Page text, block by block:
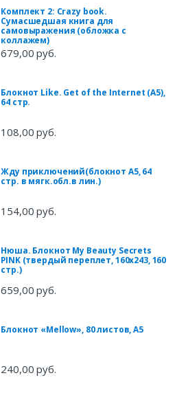
Комплект 2: Crazy book.
Сумасшедшая книга для
самовыражения (обложка с
коллажем)
679,00 руб.
Блокнот Like. Get of the Internet (А5),
64 стр.
108,00 руб.
Жду приключений(блокнот A5, 64
стр. в мягк.обл.в лин.)
154,00 руб.
Нюша. Блокнот My Beauty Secrets
PINK (твердый переплет, 160x243, 160
стр.)
659,00 руб.
Блокнот «Mellow», 80 листов, А5
240,00 руб.